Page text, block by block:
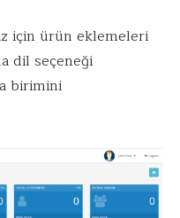
için ürün eklemeleri
dil seçeneği
birimini